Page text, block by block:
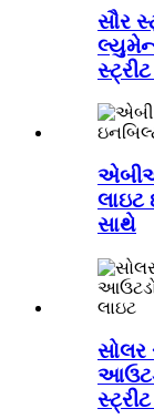
સૌર
લાઇટ
સાથે
સોલર